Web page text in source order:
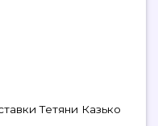
Тетяни Казько